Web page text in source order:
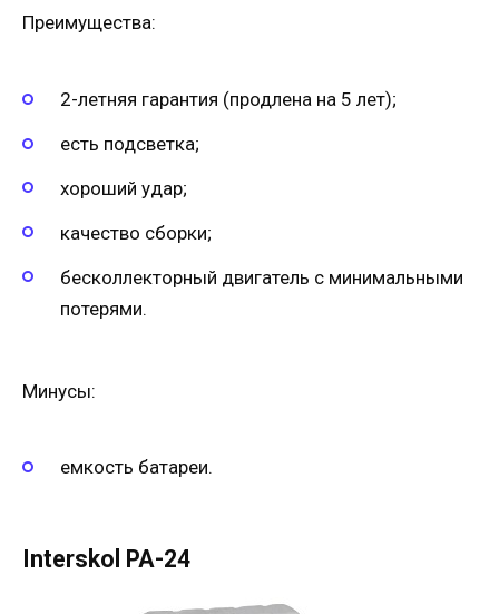
Преимущества:
2-летняя гарантия (продлена на 5 лет);
есть подсветка;
хороший удар;
качество сборки;
бесколлекторный двигатель с минимальными
потерями.
Минусы:
емкость батареи.
Interskol PA-24